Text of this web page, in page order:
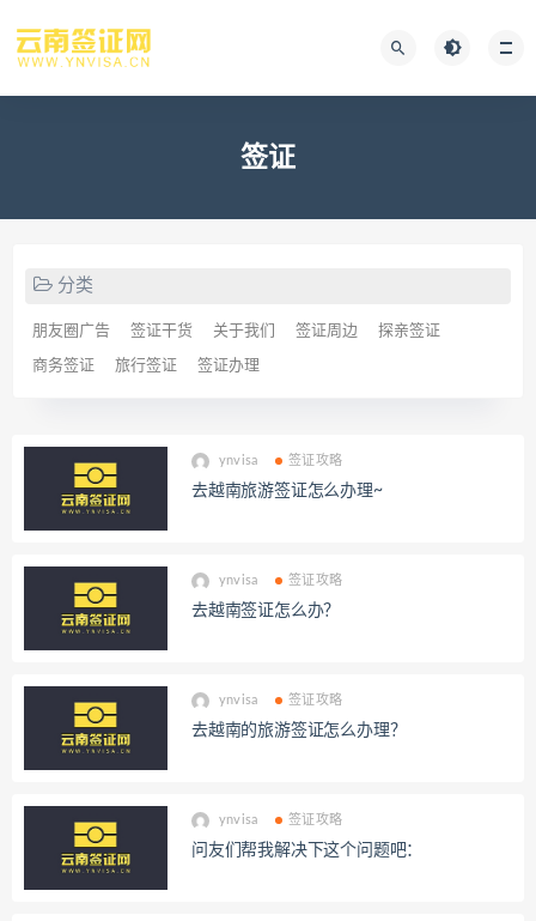
签证
分类
朋友圈广告 签证干货 关于我们 签证周边 探亲签证
商务签证 旅行签证 签证办理
ynvisa 签证攻略
去越南旅游签证怎么办理~
ynvisa 签证攻略
去越南签证怎么办？
ynvisa 签证攻略
去越南的旅游签证怎么办理？
ynvisa 签证攻略
问友们帮我解决下这个问题吧：